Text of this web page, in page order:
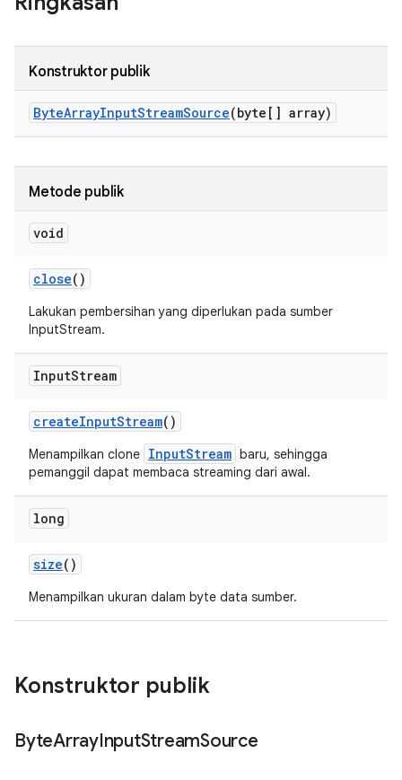
Konstruktor publik
ByteArrayInputStreamSource(byte[] array)
Metode publik
void
close()
Lakukan pembersihan yang diperlukan pada sumber
InputStream.
InputStream
createInputStream()
Menampilkan clone InputStream baru, sehingga
pemanggil dapat membaca streaming dari awal.
long
size()
Menampilkan ukuran dalam byte data sumber.
Konstruktor publik
ByteArrayInputStreamSource